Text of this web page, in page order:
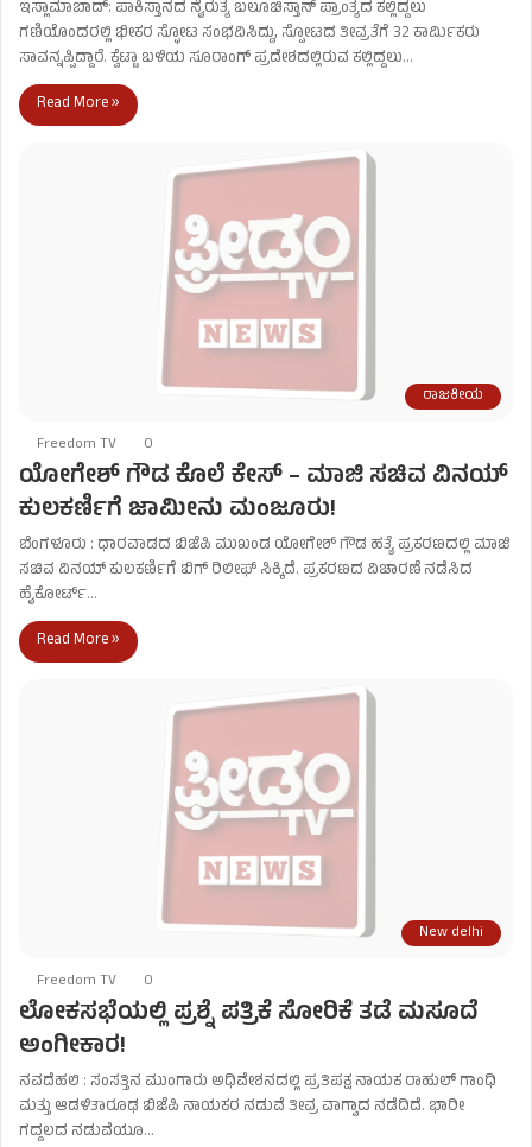
ಇಸ್ಲಾಮಾಬಾದ್: ಪಾಕಿಸ್ತಾನದ ನೈರುತ್ಯ ಬಲೂಚಿಸ್ತಾನ್ ಪ್ರಾಂತ್ಯದ ಕಲ್ಲಿದ್ದಲು
ಗಣಿಯೊಂದರಲ್ಲಿ ಭೀಕರ ಸ್ಫೋಟ ಸಂಭವಿಸಿದ್ದು, ಸ್ಪೋಟದ ತೀವ್ರತೆಗೆ 32 ಕಾರ್ಮಿಕರು
ಸಾವನ್ನಪ್ಪಿದ್ದಾರೆ. ಕ್ವೆಟ್ಟಾ ಬಳಿಯ ಸೂರಾಂಗ್ ಪ್ರದೇಶದಲ್ಲಿರುವ ಕಲ್ಲಿದ್ದಲು…
Read More »
ರಾಜಕೀಯ
Freedom TV 0
ಯೋಗೇಶ್ ಗೌಡ ಕೊಲೆ ಕೇಸ್ – ಮಾಜಿ ಸಚಿವ ವಿನಯ್
ಕುಲಕರ್ಣಿಗೆ ಜಾಮೀನು ಮಂಜೂರು!
ಬೆಂಗಳೂರು : ಧಾರವಾಡದ ಬಿಜೆಪಿ ಮುಖಂಡ ಯೋಗೇಶ್ ಗೌಡ ಹತ್ಯೆ ಪ್ರಕರಣದಲ್ಲಿ ಮಾಜಿ
ಸಚಿವ ವಿನಯ್ ಕುಲಕರ್ಣಿಗೆ ಬಿಗ್ ರಿಲೀಫ್ ಸಿಕ್ಕಿದೆ. ಪ್ರಕರಣದ ವಿಚಾರಣೆ ನಡೆಸಿದ
ಹೈಕೋರ್ಟ್…
Read More »
New delhi
Freedom TV 0
ಲೋಕಸಭೆಯಲ್ಲಿ ಪ್ರಶ್ನೆ ಪತ್ರಿಕೆ ಸೋರಿಕೆ ತಡೆ ಮಸೂದೆ
ಅಂಗೀಕಾರ!
ನವದೆಹಲಿ : ಸಂಸತ್ತಿನ ಮುಂಗಾರು ಅಧಿವೇಶನದಲ್ಲಿ ಪ್ರತಿಪಕ್ಷ ನಾಯಕ ರಾಹುಲ್ ಗಾಂಧಿ
ಮತ್ತು ಆಡಳಿತಾರೂಢ ಬಿಜೆಪಿ ನಾಯಕರ ನಡುವೆ ತೀವ್ರ ವಾಗ್ವಾದ ನಡೆದಿದೆ. ಭಾರೀ
ಗದ್ದಲದ ನಡುವೆಯೂ…